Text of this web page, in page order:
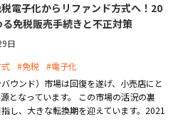
DX推進支援
導入・補助金
お役立ち記事
税電子化からリファンド方式へ！20
免税販売手続きと不正対策
日
#免税
#電子化
ウンド）市場は回復を遂げ、小売店にと
となっています。 この市場の活況の裏
し、大きな転換期を迎えています。2021